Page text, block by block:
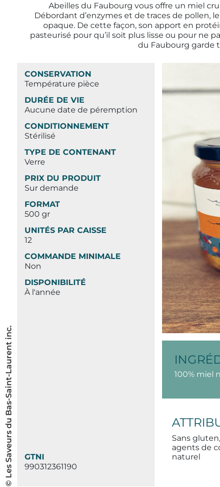
Abeilles du Faubourg vous offre un miel
Débordant d’enzymes et de traces de pollen,
opaque. De cette façon, son apport en
pasteurisé pour qu’il soit plus lisse ou pour ne
du Faubourg garde
© Les Saveurs du Bas-Saint-Laurent inc.
CONSERVATION
Température pièce
DURÉE DE VIE
Aucune date de péremption
CONDITIONNEMENT
Stérilisé
TYPE DE CONTENANT
Verre
PRIX DU PRODUIT
Sur demande
FORMAT
500 gr
UNITÉS PAR CAISSE
12
COMMANDE MINIMALE
Non
DISPONIBILITÉ
À l'année
GTNI
990312361190
100% miel
Sans
agents de
naturel